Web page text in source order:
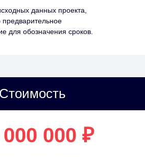
данных проекта,
для обозначения сроков.
Стоимость
000 ₽